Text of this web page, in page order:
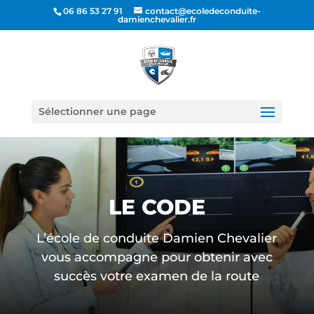
06 86 53 27 91
contact@ecoledeconduite-
damienchevalier.fr
Sélectionner une page
LE CODE
L’école de conduite Damien Chevalier
vous accompagne pour obtenir avec
succès votre examen de la route